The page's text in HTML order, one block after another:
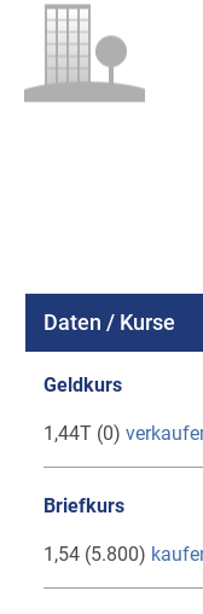
Daten / Kurse
Geldkurs
1,44T (0)
Briefkurs
1,54 (5.800)